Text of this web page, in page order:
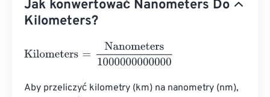
Jak konwertować Nanometers Do
Kilometers?
Kilometers Nanometers1000000000000
Aby przeliczyć kilometry (km) na nanometry (nm),